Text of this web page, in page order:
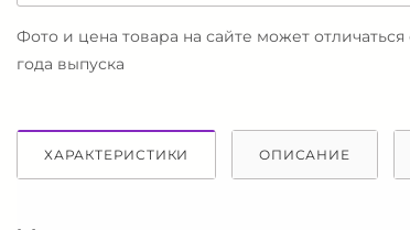
Фото и цена товара на сайте может
года выпуска
ХАРАКТЕРИСТИКИ ОПИСАНИЕ